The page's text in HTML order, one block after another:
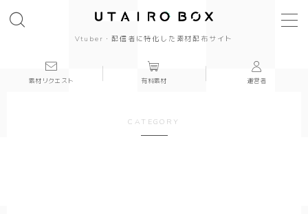
Vtuber・配信者に特化した素材配布サイト
素材リクエスト 有料素材 運営者
CATEGORY